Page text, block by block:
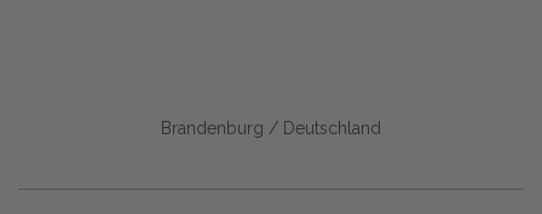
Brandenburg / Deutschland